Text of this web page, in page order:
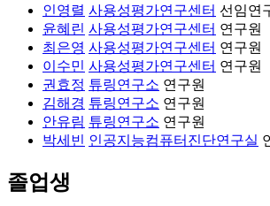
인영렬 사용성평가연구센터 선임연
윤혜린 사용성평가연구센터 연구원
최은영 사용성평가연구센터 연구원
이수민 사용성평가연구센터 연구원
권효정 튜링연구소 연구원
김해경 튜링연구소 연구원
안유림 튜링연구소 연구원
박세빈 인공지능컴퓨터진단연구실
졸업생